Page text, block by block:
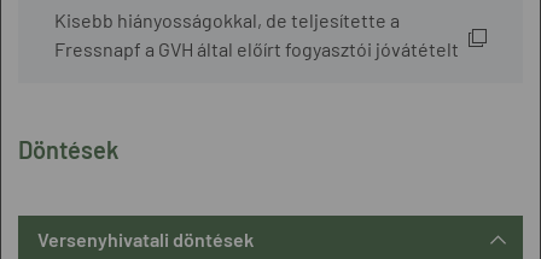
Döntések
Versenyhivatali döntések
Kisebb hiányosságokkal, de teljesítette a
Fressnapf a GVH által előírt fogyasztói jóvátételt